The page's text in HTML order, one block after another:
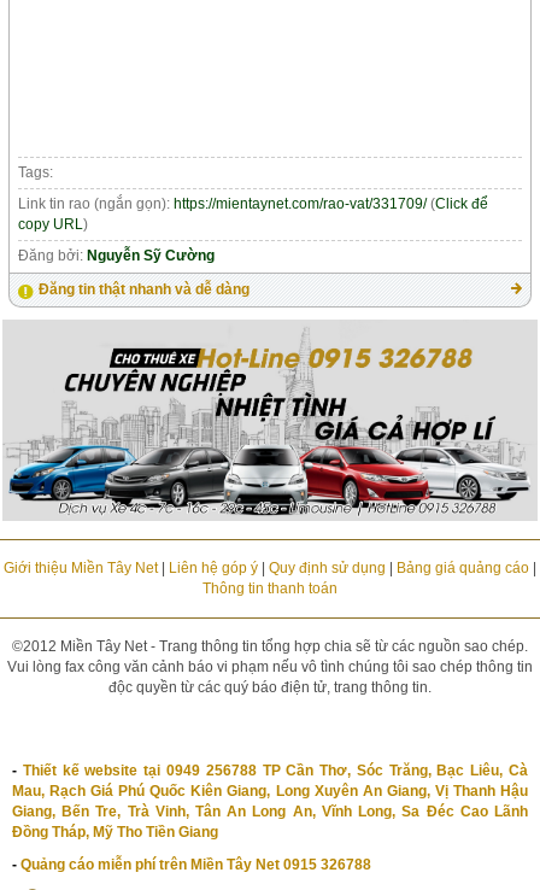
Tags:
Link tin rao (ngắn gọn): https://mientaynet.com/rao-vat/331709/(Click để
copy URL)
Đăng bởi: Nguyễn Sỹ Cường
Đăng tin thật nhanh và dễ dàng
Giới thiệu Miền Tây Net| Liên hệ góp ý| Quy định sử dụng Bảng giá quảng cáo|
Thông tin thanh toán
©2012 Miền Tây Net - Trang thông tin tổng hợp chia sẽ từ các nguồn sao chép.
Vui lòng fax công văn cảnh báo vi phạm nếu vô tình chúng tôi sao chép thông tin
độc quyền từ các quý báo điện tử, trang thông tin.
- Thiết kế website tại 0949 256788 TP Cần Thơ, Sóc Trăng, Bạc Liêu, Cà
Mau, Rạch Giá Phú Quốc Kiên Giang, Long Xuyên An Giang, Vị Thanh Hậu
Giang, Bến Tre, Trà Vinh, Tân An Long An, Vĩnh Long, Sa Đéc Cao Lãnh
Đồng Tháp, Mỹ Tho Tiền Giang
- Quảng cáo miễn phí trên Miền Tây Net 0915 326788